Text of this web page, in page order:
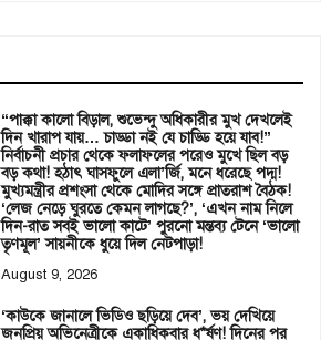
“পাক্কা কালো বিড়াল, শুভেন্দু অধিকারীর মুখ দেখলেই
দিন খারাপ যায়… চাড্ডা নই যে চাড্ডি হয়ে যাব!”
নির্বাচনী প্রচার থেকে ফলাফলের পরেও মুখে ছিল বড়
বড় কথা! হঠাৎ ঘাসফুলে এলা’র্জি, মনে ধরেছে পদ্ম!
মুখ্যমন্ত্রীর প্রশংসা থেকে মোদির সঙ্গে প্রাতরাশ বৈঠক!
‘লেজ নেড়ে ঘুরতে কেমন লাগছে?’, ‘এখন নাম নিলে
দিন-রাত সবই ভালো কাটে’ পুরনো মন্তব্য টেনে ‘ভালো
তৃণমূল’ সায়নীকে ধুয়ে দিল নেটপাড়া!
August 9, 2026
‘কাউকে জানালে ভিডিও ছড়িয়ে দেব’, ভয় দেখিয়ে
জনপ্রিয় অভিনেত্রীকে একাধিকবার ধ*র্ষণ! দিনের পর